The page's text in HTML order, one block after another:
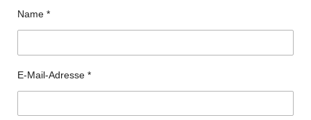
Name *
E-Mail-Adresse *